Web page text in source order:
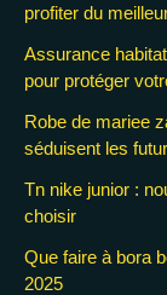
profiter du
Assurance
pour protéger
Robe de mariee
séduisent les
Tn nike junior :
choisir
Que faire à bora
2025